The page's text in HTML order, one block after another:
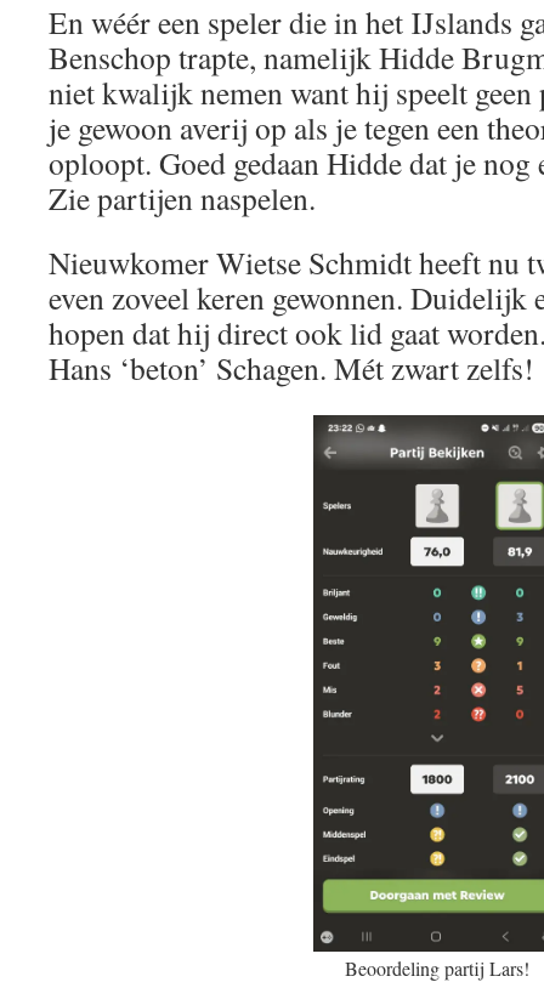
En wéér een speler die in het IJslands
Benschop trapte, namelijk Hidde
niet kwalijk nemen want hij speelt
je gewoon averij op als je tegen een
oploopt. Goed gedaan Hidde dat je
Zie partijen naspelen.
Nieuwkomer Wietse Schmidt heeft nu
even zoveel keren gewonnen. Duidelijk
hopen dat hij direct ook lid gaat
Hans ‘beton’ Schagen. Mét zwart zelfs!
Beoordeling partij Lars!